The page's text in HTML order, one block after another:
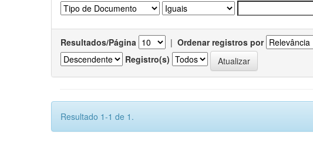
Resultados/Página | Ordenar registros por
Registro(s)
Resultado 1-1 de 1.